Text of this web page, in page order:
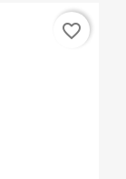
favorite_border